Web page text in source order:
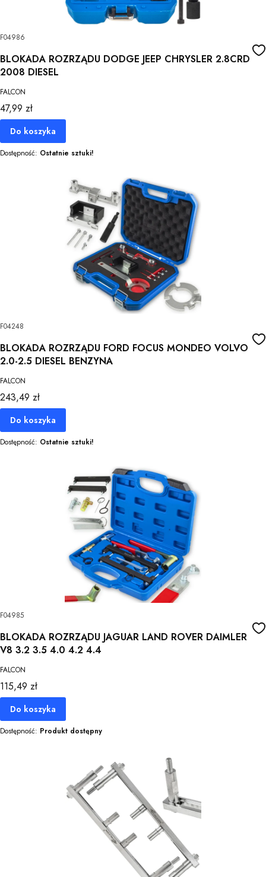
F04986
BLOKADA ROZRZĄDU DODGE JEEP CHRYSLER 2.8CRD
2008 DIESEL
FALCON
Cena
47,99 zł
Do koszyka
Dostępność: Ostatnie sztuki!
F04248
BLOKADA ROZRZĄDU FORD FOCUS MONDEO VOLVO
2.0-2.5 DIESEL BENZYNA
FALCON
Cena
243,49 zł
Do koszyka
Dostępność: Ostatnie sztuki!
F04985
BLOKADA ROZRZĄDU JAGUAR LAND ROVER DAIMLER
V8 3.2 3.5 4.0 4.2 4.4
FALCON
Cena
115,49 zł
Do koszyka
Dostępność: Produkt dostępny